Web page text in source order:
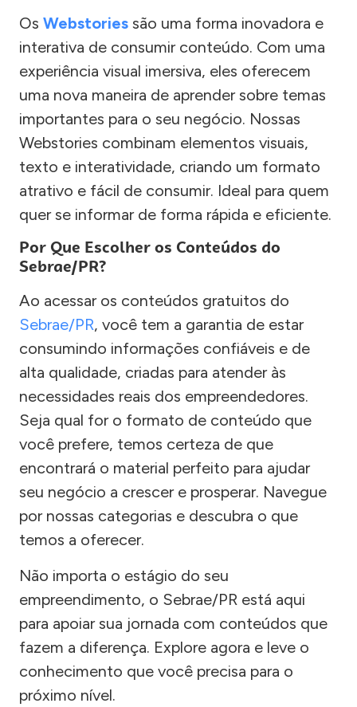
Os Webstories são uma forma inovadora e
interativa de consumir conteúdo. Com uma
experiência visual imersiva, eles oferecem
uma nova maneira de aprender sobre temas
importantes para o seu negócio. Nossas
Webstories combinam elementos visuais,
texto e interatividade, criando um formato
atrativo e fácil de consumir. Ideal para quem
quer se informar de forma rápida e eficiente.
Por Que Escolher os Conteúdos do
Sebrae/PR?
Ao acessar os conteúdos gratuitos do
Sebrae/PR, você tem a garantia de estar
consumindo informações confiáveis e de
alta qualidade, criadas para atender às
necessidades reais dos empreendedores.
Seja qual for o formato de conteúdo que
você prefere, temos certeza de que
encontrará o material perfeito para ajudar
seu negócio a crescer e prosperar. Navegue
por nossas categorias e descubra o que
temos a oferecer.
Não importa o estágio do seu
empreendimento, o Sebrae/PR está aqui
para apoiar sua jornada com conteúdos que
fazem a diferença. Explore agora e leve o
conhecimento que você precisa para o
próximo nível.